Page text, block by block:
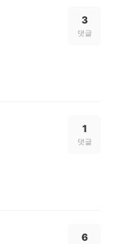
3
댓글
1
댓글
6